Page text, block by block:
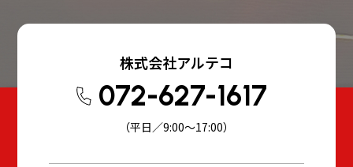
株式会社アルテコ
072-627-1617
（平日／9:00～17:00）